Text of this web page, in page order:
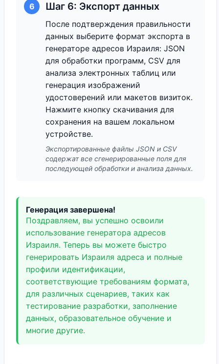
6 Шаг 6: Экспорт данных
После подтверждения правильности
данных выберите формат экспорта в
генераторе адресов Израиля: JSON
для обработки программ, CSV для
анализа электронных таблиц или
генерация изображений
удостоверений или макетов визиток.
Нажмите кнопку скачивания для
сохранения на вашем локальном
устройстве.
Экспортированные файлы JSON и CSV
содержат все сгенерированные поля для
последующей обработки и анализа данных.
Генерация завершена!
Поздравляем, вы успешно освоили
использование генератора адресов
Израиля. Теперь вы можете быстро
генерировать Израиля адреса и полные
профили идентификации,
соответствующие требованиям формата,
для различных сценариев, таких как
тестирование разработки, заполнение
данных, образовательное обучение и
многие другие.